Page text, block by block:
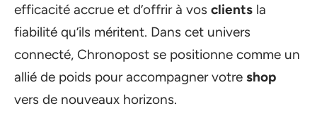
efficacité accrue et d’offrir à vos clients la
fiabilité qu’ils méritent. Dans cet univers
connecté, Chronopost se positionne comme un
allié de poids pour accompagner votre shop
vers de nouveaux horizons.